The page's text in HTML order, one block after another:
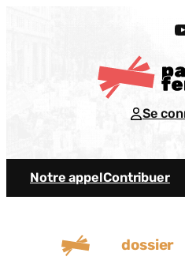
Se
Notre appelContribuer
dossier